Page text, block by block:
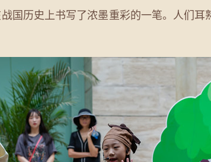
历史上书写了浓墨重彩的一笔。人们耳